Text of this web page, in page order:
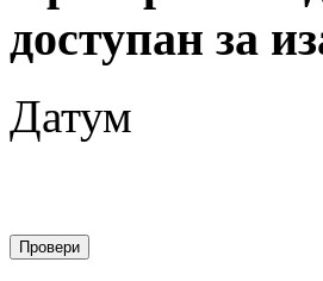
доступан за
Датум